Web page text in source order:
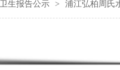
生报告公示 > 浦江弘柏周氏